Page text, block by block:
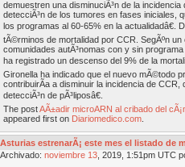
demuestren una disminuciÃ³n de la
detecciÃ³n de los tumores en fases iniciales,
los programas al 60-65% en la
tÃ©rminos de mortalidad por CCR. SegÃºn un
comunidades autÃ³nomas con y sin
ha registrado un descenso del 9% de la
Gironella ha indicado que el nuevo mÃ©todo
contribuirÃ­a a disminuir la incidencia de CCR,
detecciÃ³n de pÃ³liposâ€.
The postAÃ±adir microARN al cribado del
appeared first on Diariomedico.com
Asturias estrenarÃ¡ este mes el listado de
Archivado: noviembre 13 , 2019, 1:51pm UTC